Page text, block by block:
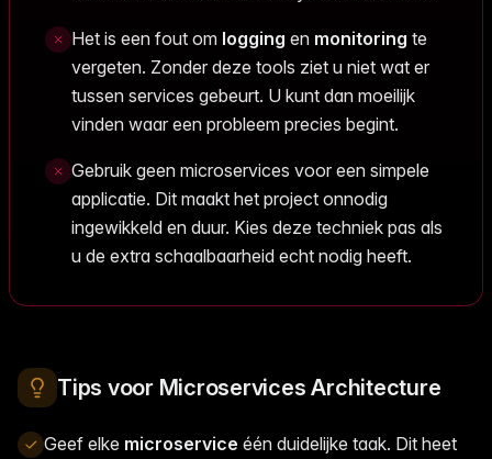
Het is een fout om logging en monitoring te
vergeten. Zonder deze tools ziet u niet wat er
tussen services gebeurt. U kunt dan moeilijk
vinden waar een probleem precies begint.
Gebruik geen microservices voor een simpele
applicatie. Dit maakt het project onnodig
ingewikkeld en duur. Kies deze techniek pas als
u de extra schaalbaarheid echt nodig heeft.
Tips voor Microservices Architecture
Geef elke microservice één duidelijke taak. Dit heet